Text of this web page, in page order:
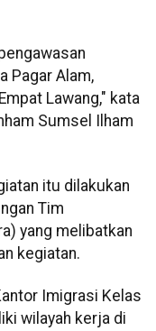
Pagar Alam,
Lawang," kata
Sumsel Ilham
itu dilakukan
Tim
yang melibatkan
kegiatan.
Imigrasi Kelas
wilayah kerja di